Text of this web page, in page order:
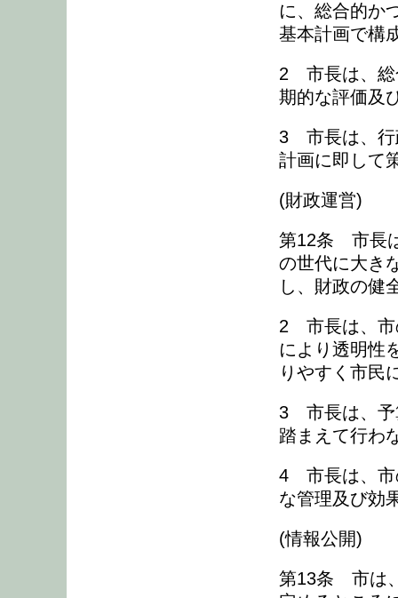
に、総合的か
基本計画で構
2 市長は、総
期的な評価及
3 市長は、行
計画に即して
(財政運営)
第12条 市長
の世代に大き
し、財政の健
2 市長は、市
により透明性
りやすく市民
3 市長は、予
踏まえて行わ
4 市長は、市
な管理及び効
(情報公開)
第13条 市は